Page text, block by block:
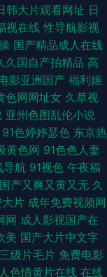
看 久久亚洲AV成人影
视屏一区二区 51自拍视
洲免费Av视屏 国产精品
夜播放 少妇野外自拍
网站 黄网站大全免费
日本 www草草久久
呦呦 91免费视频版 国
91c仔丝袜在线 日韩AV
韩大片观看网址 日
视在线 性导航影视
国产精品成人在线
久国自产拍精品 高
影亚洲国产 福利姬
色网网址女 久草视
亚州色图乱伦小说
91色婷婷瑟色 东京热
黄色网 91色色人妻
导航 91视色 午夜福
国产又爽又黄又无 久
片 成年免费视频网
网 成人影视国产在
美 国产大片中文字
级片毛片 免费电影
色情黄片在线 在线